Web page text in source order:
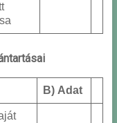
B) Adat